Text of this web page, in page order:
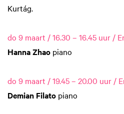
Kurtág.
do 9 maart / 16.30 – 16.45 uur /
Hanna Zhao piano
do 9 maart / 19.45 – 20.00 uur /
Demian Filato piano